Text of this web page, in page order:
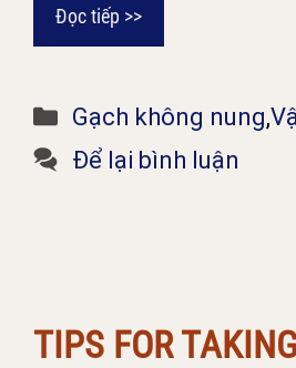
Đọc tiếp >>
Danh
mục
Gạch không nung,
Để lại bình luận
TIPS FOR